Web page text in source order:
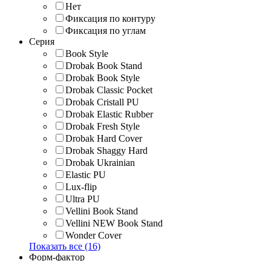
Нет
Фиксация по контуру
Фиксация по углам
Серия
Book Style
Drobak Book Stand
Drobak Book Style
Drobak Classic Pocket
Drobak Cristall PU
Drobak Elastic Rubber
Drobak Fresh Style
Drobak Hard Cover
Drobak Shaggy Hard
Drobak Ukrainian
Elastic PU
Lux-flip
Ultra PU
Vellini Book Stand
Vellini NEW Book Stand
Wonder Cover
Показать все (16)
Форм-фактор